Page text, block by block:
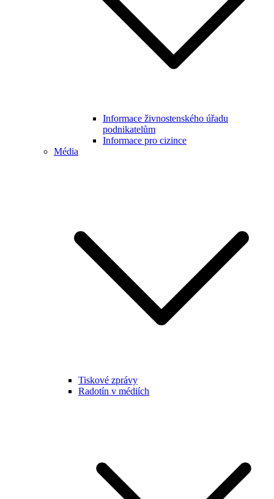
Informace živnostenského úřadu
podnikatelům
Informace pro cizince
Média
Tiskové zprávy
Radotín v médiích